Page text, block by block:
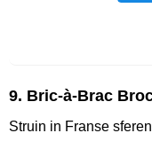
9. Bric-à-Brac
Struin in Franse